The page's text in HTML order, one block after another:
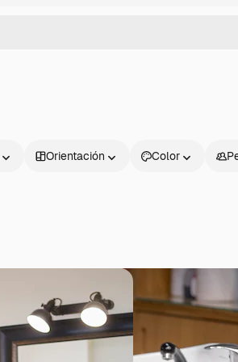
Orientación Color
Productos Información